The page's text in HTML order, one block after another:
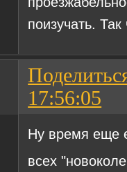
поизучать.
17:56:05
Ну время еще
всех